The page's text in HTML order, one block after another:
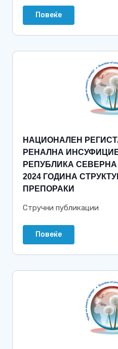
Повеќе
НАЦИОНАЛЕН
РЕНАЛНА
РЕПУБЛИКА
2024 ГОДИНА
ПРЕПОРАКИ
Стручни публикации
Повеќе